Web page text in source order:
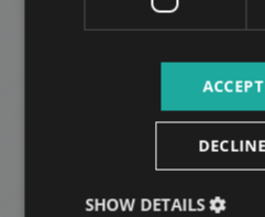
SHOW DETAILS